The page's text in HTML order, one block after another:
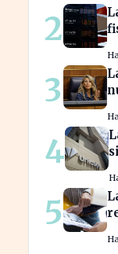
2
3
4
5